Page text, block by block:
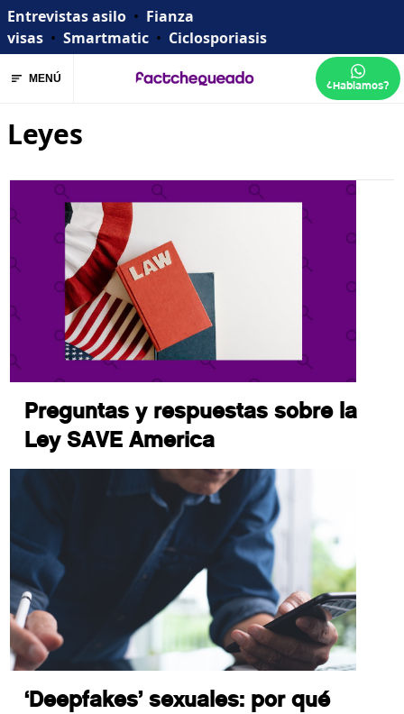
Entrevistas asilo • Fianza
visas • Smartmatic • Ciclosporiasis
MENÚ ¿Hablamos?
Leyes
Preguntas y respuestas sobre la
Ley SAVE America
‘Deepfakes’ sexuales: por qué